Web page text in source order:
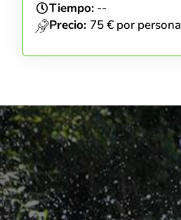
Tiempo: --
Precio: 75 € por persona